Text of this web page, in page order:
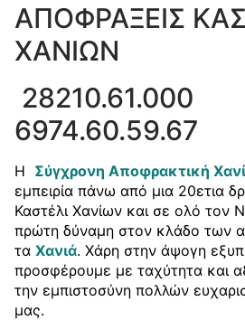
ΑΠΟΦΡΑΞΕΙΣ
ΧΑΝΙΩΝ
28210.61.000
6974.60.59.67
Η Σύγχρονη Αποφρακτική
εμπειρία πάνω από μια 20ετια
Καστέλι Χανίων και σε ολό τον
πρώτη δύναμη στον κλάδο των
τα Χανιά. Χάρη στην άψογη
προσφέρουμε με ταχύτητα και
την εμπιστοσύνη πολλών
μας.